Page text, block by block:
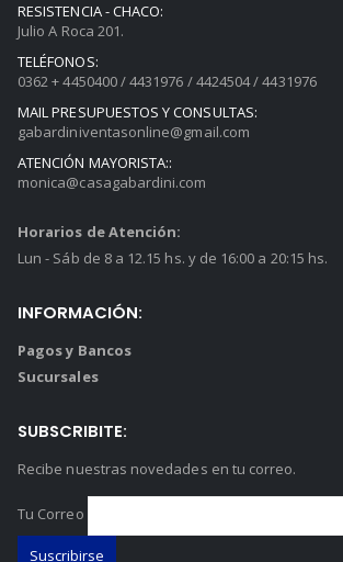
RESISTENCIA - CHACO:
Julio A Roca 201.
TELÉFONOS:
0362 + 4450400 / 4431976 / 4424504 / 4431976
MAIL PRESUPUESTOS Y CONSULTAS:
gabardiniventasonline@gmail.com
ATENCIÓN MAYORISTA::
monica@casagabardini.com
Horarios de Atención:
Lun - Sáb de 8 a 12.15 hs. y de 16:00 a 20:15 hs.
INFORMACIÓN:
Pagos y Bancos
Sucursales
SUBSCRIBITE:
Recibe nuestras novedades en tu correo.
Tu Correo